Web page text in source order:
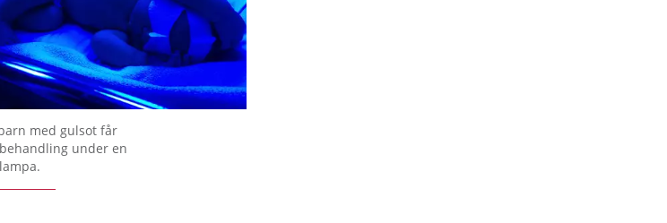
bilden
med gulsot får
under en